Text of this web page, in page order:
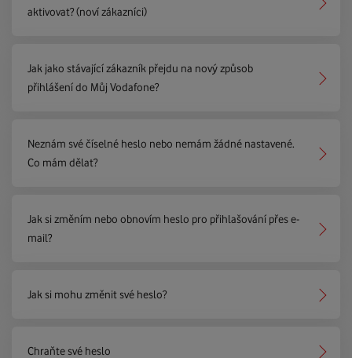
aktivovat? (noví zákazníci)
Jak jako stávající zákazník přejdu na nový způsob
přihlášení do Můj Vodafone?
Neznám své číselné heslo nebo nemám žádné nastavené.
Co mám dělat?
Jak si změním nebo obnovím heslo pro přihlašování přes e-
mail?
Jak si mohu změnit své heslo?
Chraňte své heslo